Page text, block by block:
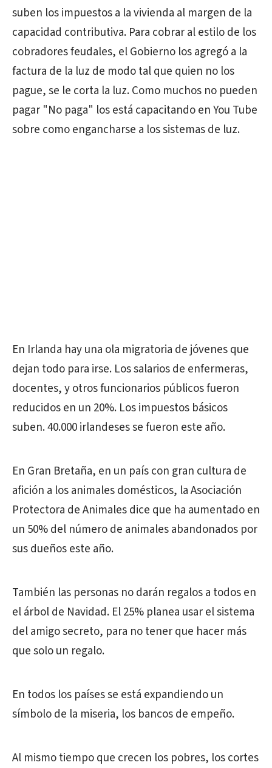
suben los impuestos a la vivienda al margen de la
capacidad contributiva. Para cobrar al estilo de los
cobradores feudales, el Gobierno los agregó a la
factura de la luz de modo tal que quien no los
pague, se le corta la luz. Como muchos no pueden
pagar "No paga" los está capacitando en You Tube
sobre como engancharse a los sistemas de luz.
En Irlanda hay una ola migratoria de jóvenes que
dejan todo para irse. Los salarios de enfermeras,
docentes, y otros funcionarios públicos fueron
reducidos en un 20%. Los impuestos básicos
suben. 40.000 irlandeses se fueron este año.
En Gran Bretaña, en un país con gran cultura de
afición a los animales domésticos, la Asociación
Protectora de Animales dice que ha aumentado en
un 50% del número de animales abandonados por
sus dueños este año.
También las personas no darán regalos a todos en
el árbol de Navidad. El 25% planea usar el sistema
del amigo secreto, para no tener que hacer más
que solo un regalo.
En todos los países se está expandiendo un
símbolo de la miseria, los bancos de empeño.
Al mismo tiempo que crecen los pobres, los cortes